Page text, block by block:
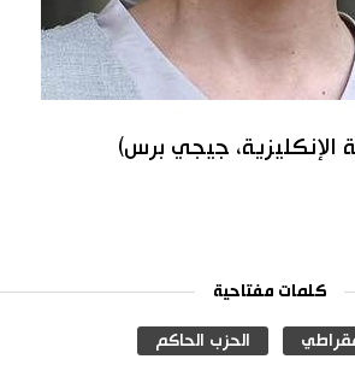
الإنكليزية، جيجي برس)
كلمات مفتاحية
الحزب الحاكم